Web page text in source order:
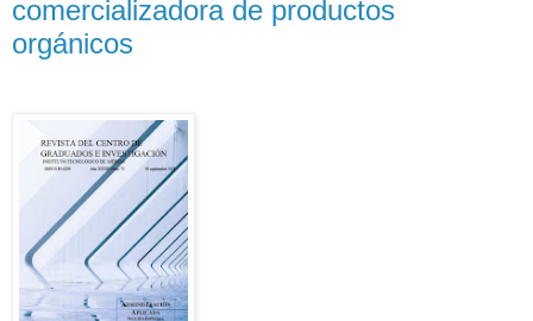
comercializadora de productos
orgánicos